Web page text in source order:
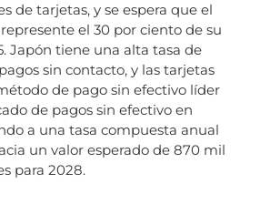
de tarjetas, y se espera que el
el 30 por ciento de su
Japón tiene una alta tasa de
sin contacto, y las tarjetas
de pago sin efectivo líder
de pagos sin efectivo en
a una tasa compuesta anual
un valor esperado de 870 mil
para 2028.